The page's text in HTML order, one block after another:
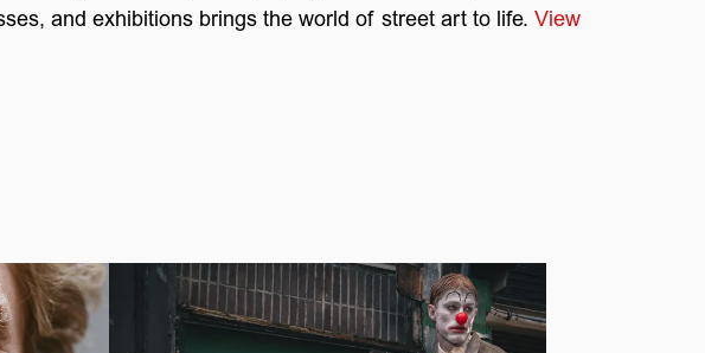
and exhibitions brings the world of street art to life. View